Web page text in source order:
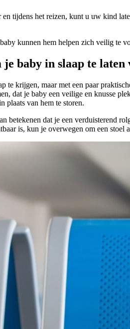
tijdens het reizen, kunt u uw kind
kunnen hem helpen zich veilig te
baby in slaap te
te krijgen, maar met een paar
dat je baby een veilige en knusse
plaats van hem te storen.
betekenen dat je een verduisterend
is, kun je overwegen om een